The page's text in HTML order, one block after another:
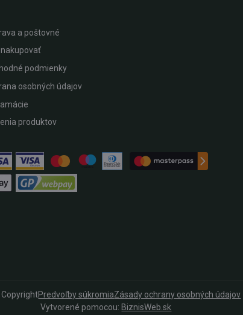
a poštovné
podmienky
osobných údajov
produktov
CopyrightPredvoľby súkromiaZásady ochrany osobných údajov
Vytvorené pomocou: BiznisWeb.sk